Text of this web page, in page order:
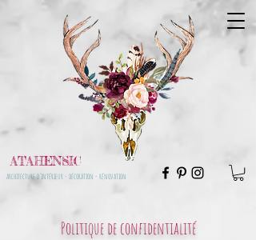
architecture d'intérieur - décoration - rénovation
ATAHENSIC
Politique de confidentialité